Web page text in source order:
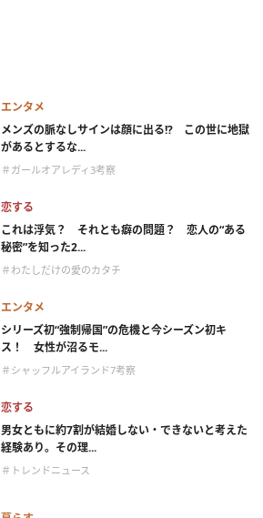
エンタメ
メンズの脈なしサインは顔に出る!? この世に地獄
があるとするな...
＃ガールオアレディ3考察
恋する
これは浮気？ それとも癖の問題？ 恋人の“ある
秘密”を知った2...
＃わたしだけの愛のカタチ
エンタメ
シリーズ初“強制帰国”の危機と今シーズン初キ
ス！ 女性が沼るモ...
＃シャッフルアイランド7考察
恋する
男女ともに約7割が結婚しない・できないと考えた
経験あり。その理...
＃トレンドニュース